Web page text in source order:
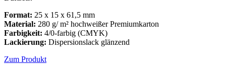
Format: 25 x 15 x 61,5 mm
Material: 280 g/ m² hochweißer Premiumkarton
Farbigkeit: 4/0-farbig (CMYK)
Lackierung: Dispersionslack glänzend
Zum Produkt